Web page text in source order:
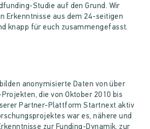
Studie auf den Grund. Wir
Erkenntnisse aus dem 24-seitigen
knapp für euch zusammengefasst.
anonymisierte Daten von über
die von Oktober 2010 bis
Partner-Plattform Startnext aktiv
war es, nähere und
zur Funding-Dynamik, zur